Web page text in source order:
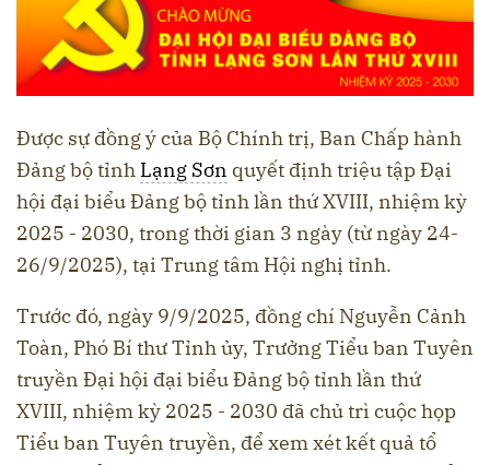
Được sự đồng ý của Bộ Chính trị, Ban Chấp hành
Đảng bộ tỉnh Lạng Sơn quyết định triệu tập Đại
hội đại biểu Đảng bộ tỉnh lần thứ XVIII, nhiệm kỳ
2025 - 2030, trong thời gian 3 ngày (từ ngày 24-
26/9/2025), tại Trung tâm Hội nghị tỉnh.
Trước đó, ngày 9/9/2025, đồng chí Nguyễn Cảnh
Toàn, Phó Bí thư Tỉnh ủy, Trưởng Tiểu ban Tuyên
truyền Đại hội đại biểu Đảng bộ tỉnh lần thứ
XVIII, nhiệm kỳ 2025 - 2030 đã chủ trì cuộc họp
Tiểu ban Tuyên truyền, để xem xét kết quả tổ